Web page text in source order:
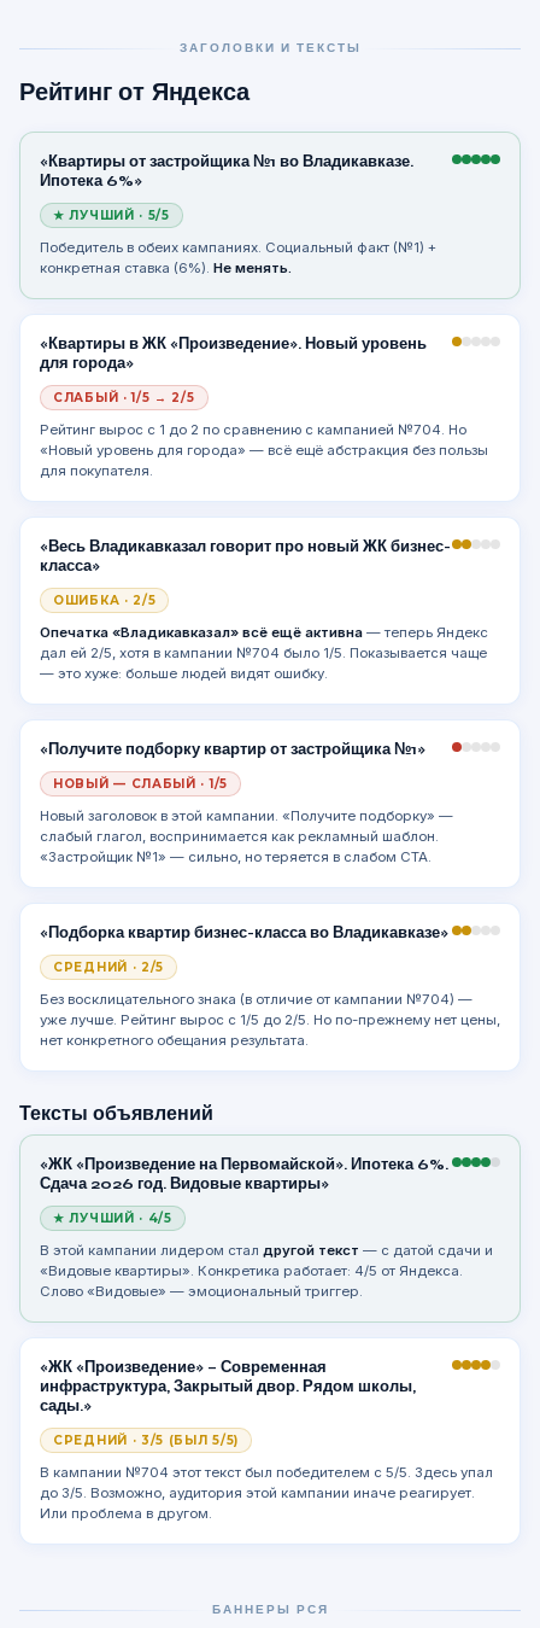
ЗАГОЛОВКИ И ТЕКСТЫ
Рейтинг от Яндекса
«Квартиры от застройщика №1 во Владикавказе.
Ипотека 6%»
★ ЛУЧШИЙ · 5/5
Победитель в обеих кампаниях. Социальный факт (№1) +
конкретная ставка (6%). Не менять.
«Квартиры в ЖК «Произведение». Новый уровень
для города»
СЛАБЫЙ · 1/5 → 2/5
Рейтинг вырос с 1 до 2 по сравнению с кампанией №704. Но
«Новый уровень для города» — всё ещё абстракция без пользы
для покупателя.
«Весь Владикавказал говорит про новый ЖК бизнес-
класса»
ОШИБКА · 2/5
Опечатка «Владикавказал» всё ещё активна — теперь Яндекс
дал ей 2/5, хотя в кампании №704 было 1/5. Показывается чаще
— это хуже: больше людей видят ошибку.
«Получите подборку квартир от застройщика №1»
НОВЫЙ — СЛАБЫЙ · 1/5
Новый заголовок в этой кампании. «Получите подборку» —
слабый глагол, воспринимается как рекламный шаблон.
«Застройщик №1» — сильно, но теряется в слабом CTA.
«Подборка квартир бизнес-класса во Владикавказе»
СРЕДНИЙ · 2/5
Без восклицательного знака (в отличие от кампании №704) —
уже лучше. Рейтинг вырос с 1/5 до 2/5. Но по-прежнему нет цены,
нет конкретного обещания результата.
Тексты объявлений
«ЖК «Произведение на Первомайской». Ипотека 6%.
Сдача 2026 год. Видовые квартиры»
★ ЛУЧШИЙ · 4/5
В этой кампании лидером стал другой текст — с датой сдачи и
«Видовые квартиры». Конкретика работает: 4/5 от Яндекса.
Слово «Видовые» — эмоциональный триггер.
«ЖК «Произведение» – Современная
инфраструктура, Закрытый двор. Рядом школы,
сады.»
СРЕДНИЙ · 3/5 (БЫЛ 5/5)
В кампании №704 этот текст был победителем с 5/5. Здесь упал
до 3/5. Возможно, аудитория этой кампании иначе реагирует.
Или проблема в другом.
БАННЕРЫ РСЯ